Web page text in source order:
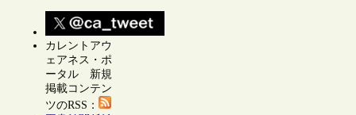
カレントアウ
ェアネス・ポ
ータル 新規
掲載コンテン
ツのRSS：